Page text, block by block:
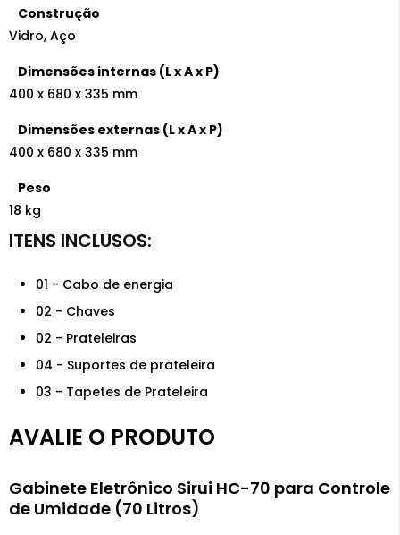
Construção
Vidro, Aço
Dimensões internas (L x A x P)
400 x 680 x 335 mm
Dimensões externas (L x A x P)
400 x 680 x 335 mm
Peso
18 kg
01 - Cabo de energia
02 - Chaves
02 - Prateleiras
04 - Suportes de prateleira
03 - Tapetes de Prateleira
AVALIE O PRODUTO
Gabinete Eletrônico Sirui HC-70 para Controle
de Umidade (70 Litros)